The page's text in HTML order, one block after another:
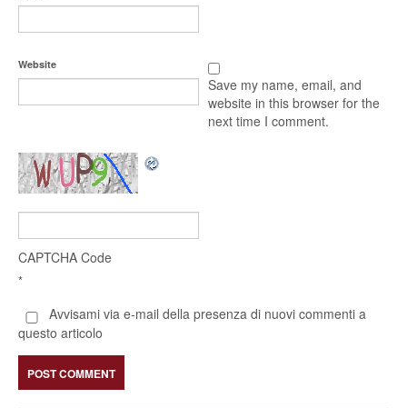
Website
Save my name, email, and
website in this browser for the
next time I comment.
CAPTCHA Code
*
Avvisami via e-mail della presenza di nuovi commenti a
questo articolo